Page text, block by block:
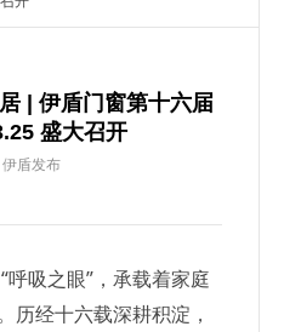
| 伊盾门窗第十六届
盛大召开
伊盾发布
呼吸之眼”，承载着家庭
历经十六载深耕积淀，